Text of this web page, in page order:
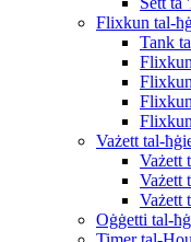
Flixkun tal-
Tank
Vażett tal-
Vażett
Vażett
Vażett
Oġġetti tal-